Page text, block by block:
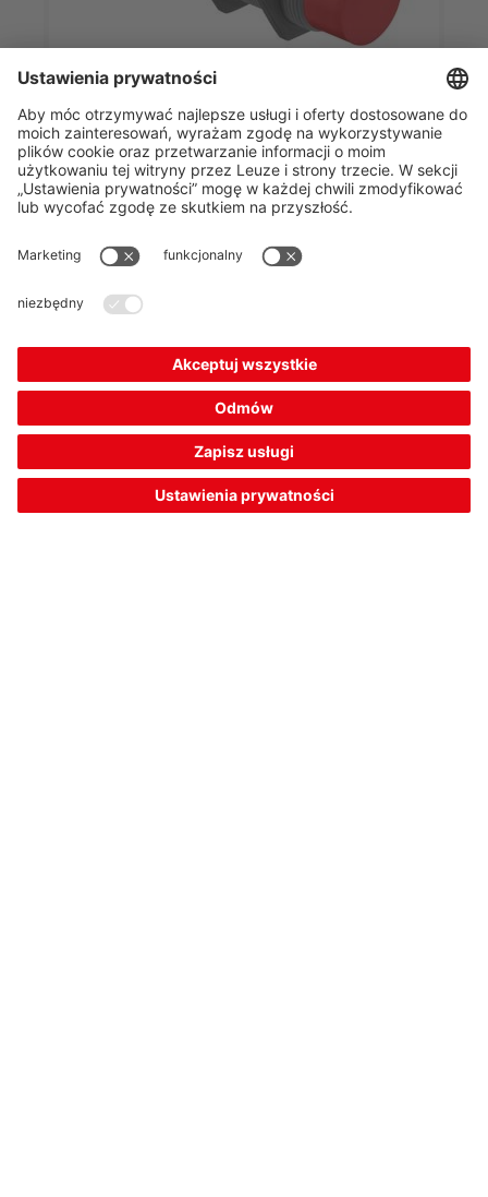
LCS-2M30P-N30PNO-K020V
Czujnik pojemnościowy
Numer artykułu:50136625
Odstęp przełączania Sn, maks.:2 ... 30 mm
Konstrukcja:
Cena katalogowa:
Twoja cena:Zaloguj się
Porównaj
Dodaj do
Zamów